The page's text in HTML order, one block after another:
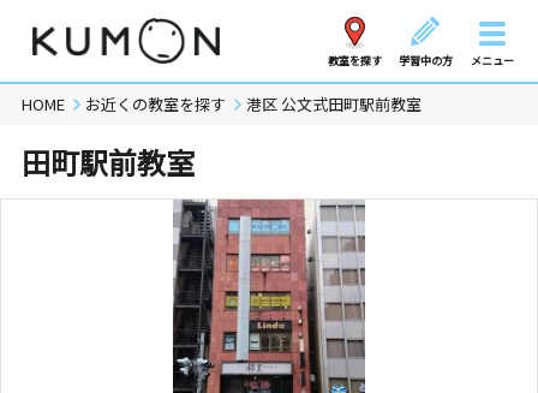
教室を探す 学習中の方 メニュー
HOME お近くの教室を探す 港区 公文式田町駅前教室
田町駅前教室